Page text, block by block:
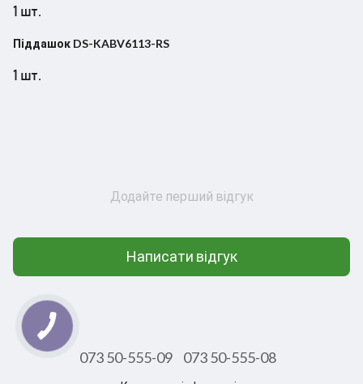
1 шт.
Піддашок DS-KABV6113-RS
1 шт.
Додайте перший відгук
Написати відгук
073 50-555-09 073 50-555-08